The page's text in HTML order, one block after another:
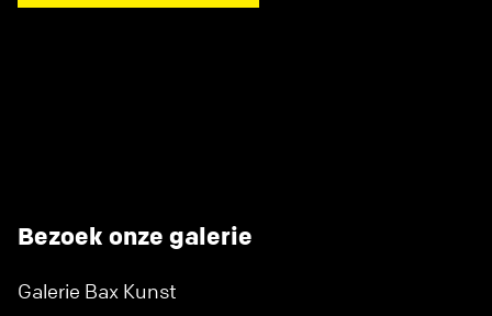
Bezoek onze galerie
Galerie Bax Kunst